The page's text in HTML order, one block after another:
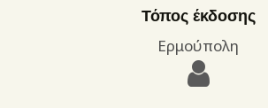
ΌΡΟΙ ΧΡΉΣΗΣΤόπος έκδοσης
Ερμούπολη